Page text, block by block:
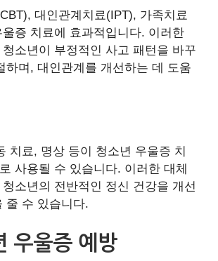
대인관계치료(IPT), 가족치료
증 치료에 효과적입니다. 이러한
소년이 부정적인 사고 패턴을 바꾸
하며, 대인관계를 개선하는 데 도움
치료, 명상 등이 청소년 우울증 치
사용될 수 있습니다. 이러한 대체
소년의 전반적인 정신 건강을 개선
줄 수 있습니다.
우울증 예방